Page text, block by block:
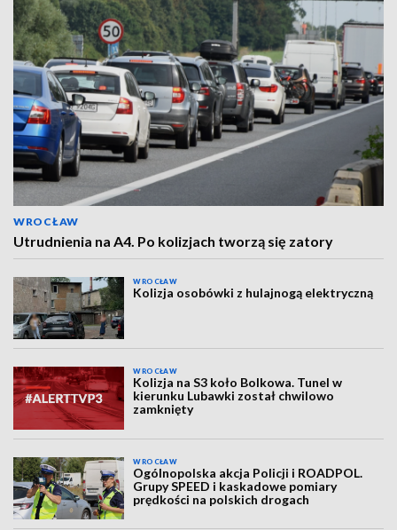
WROCŁAW
Utrudnienia na A4. Po kolizjach tworzą się zatory
WROCŁAW
Kolizja osobówki z hulajnogą elektryczną
WROCŁAW
Kolizja na S3 koło Bolkowa. Tunel w
kierunku Lubawki został chwilowo
zamknięty
WROCŁAW
Ogólnopolska akcja Policji i ROADPOL.
Grupy SPEED i kaskadowe pomiary
prędkości na polskich drogach